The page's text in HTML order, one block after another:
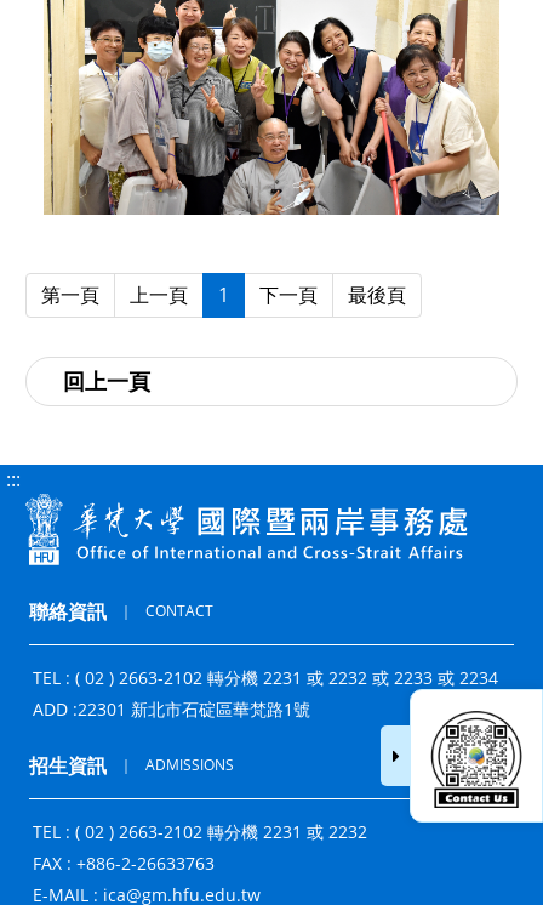
第一頁 上一頁 1 下一頁 最後頁
:::
聯絡資訊 ｜ CONTACT
TEL : ( 02 ) 2663-2102 轉分機 2231 或 2232 或 2233 或 2234
ADD :22301 新北市石碇區華梵路1號
招生資訊 ｜ ADMISSIONS
TEL : ( 02 ) 2663-2102 轉分機 2231 或 2232
FAX : +886-2-26633763
E-MAIL : ica@gm.hfu.edu.tw